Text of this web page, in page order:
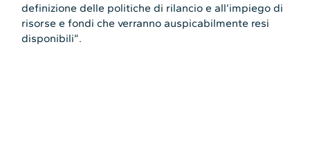
definizione delle politiche di rilancio e all’impiego di
risorse e fondi che verranno auspicabilmente resi
disponibili”.